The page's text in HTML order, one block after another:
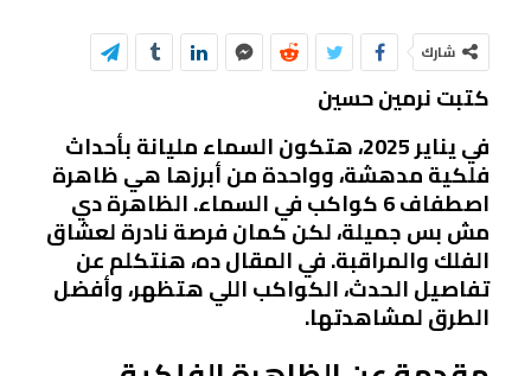
شارك
كتبت نرمين حسين
في يناير 2025، هتكون السماء مليانة بأحداث
فلكية مدهشة، وواحدة من أبرزها هي ظاهرة
اصطفاف 6 كواكب في السماء. الظاهرة دي
مش بس جميلة، لكن كمان فرصة نادرة لعشاق
الفلك والمراقبة. في المقال ده، هنتكلم عن
تفاصيل الحدث، الكواكب اللي هتظهر، وأفضل
الطرق لمشاهدتها.